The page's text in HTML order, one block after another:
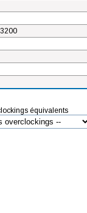
équivalents